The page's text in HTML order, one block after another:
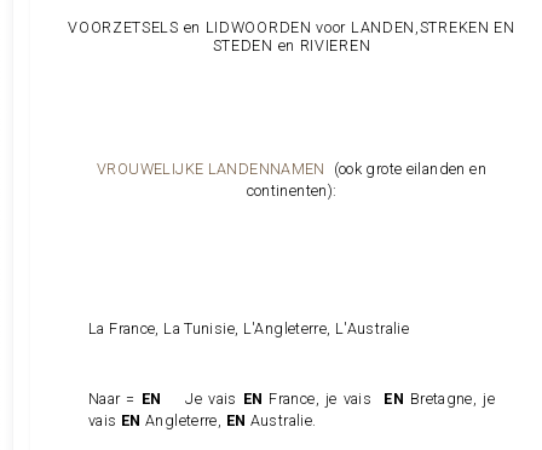
VOORZETSELS en LIDWOORDEN voor LANDEN,STREKEN EN
STEDEN en RIVIEREN
VROUWELIJKE LANDENNAMEN
(ook grote eilanden en
continenten):
La France, La Tunisie, L'Angleterre, L'Australie
Naar = EN Je vais EN France, je vais EN Bretagne, je
vais ENAngleterre, EN Australie.